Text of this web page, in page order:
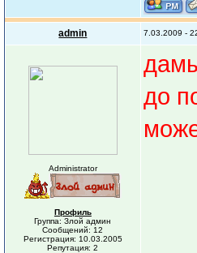
admin 7.03.2009 -
Administrator
Профиль
Группа: Злой админ
Сообщений: 12
Регистрация: 10.03.2005
Репутация: 2
до